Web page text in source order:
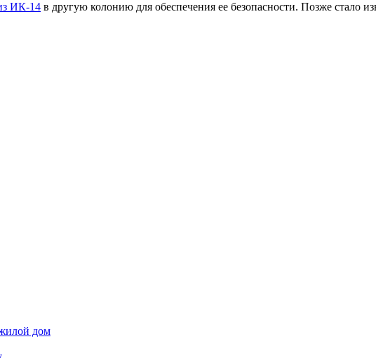
ИК-14 в другую колонию для обеспечения ее безопасности. Позже стало
дом